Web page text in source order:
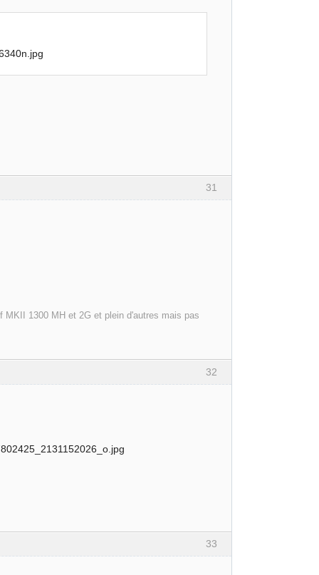
31
MKII 1300 MH et 2G et plein d'autres mais pas
32
33